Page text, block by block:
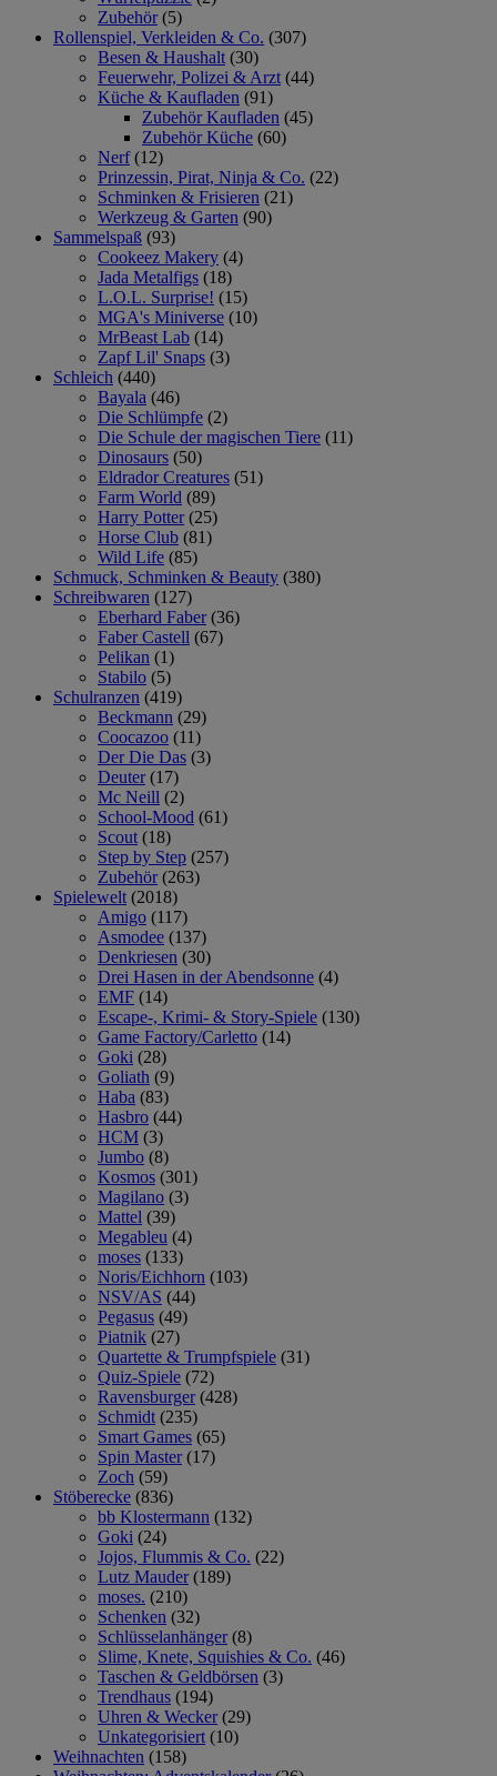
Zubehör (5)
Rollenspiel, Verkleiden & Co. (307)
Besen & Haushalt (30)
Feuerwehr, Polizei & Arzt (44)
Küche & Kaufladen (91)
Zubehör Kaufladen (45)
Zubehör Küche (60)
Nerf (12)
Prinzessin, Pirat, Ninja & Co. (22)
Schminken & Frisieren (21)
Werkzeug & Garten (90)
Sammelspaß (93)
Cookeez Makery (4)
Jada Metalfigs (18)
L.O.L. Surprise! (15)
MGA's Miniverse (10)
MrBeast Lab (14)
Zapf Lil' Snaps (3)
Schleich (440)
Bayala (46)
Die Schlümpfe (2)
Die Schule der magischen Tiere (11)
Dinosaurs (50)
Eldrador Creatures (51)
Farm World (89)
Harry Potter (25)
Horse Club (81)
Wild Life (85)
Schmuck, Schminken & Beauty (380)
Schreibwaren (127)
Eberhard Faber (36)
Faber Castell (67)
Pelikan (1)
Stabilo (5)
Schulranzen (419)
Beckmann (29)
Coocazoo (11)
Der Die Das (3)
Deuter (17)
Mc Neill (2)
School-Mood (61)
Scout (18)
Step by Step (257)
Zubehör (263)
Spielewelt (2018)
Amigo (117)
Asmodee (137)
Denkriesen (30)
Drei Hasen in der Abendsonne (4)
EMF (14)
Escape-, Krimi- & Story-Spiele (130)
Game Factory/Carletto (14)
Goki (28)
Goliath (9)
Haba (83)
Hasbro (44)
HCM (3)
Jumbo (8)
Kosmos (301)
Magilano (3)
Mattel (39)
Megableu (4)
moses (133)
Noris/Eichhorn (103)
NSV/AS (44)
Pegasus (49)
Piatnik (27)
Quartette & Trumpfspiele (31)
Quiz-Spiele (72)
Ravensburger (428)
Schmidt (235)
Smart Games (65)
Spin Master (17)
Zoch (59)
Stöberecke (836)
bb Klostermann (132)
Goki (24)
Jojos, Flummis & Co. (22)
Lutz Mauder (189)
moses. (210)
Schenken (32)
Schlüsselanhänger (8)
Slime, Knete, Squishies & Co. (46)
Taschen & Geldbörsen (3)
Trendhaus (194)
Uhren & Wecker (29)
Unkategorisiert (10)
Weihnachten (158)